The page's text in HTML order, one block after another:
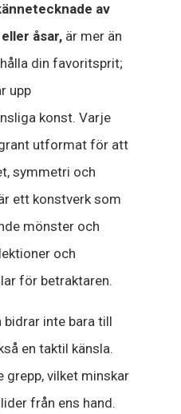
av
åsar, är mer än
din favoritsprit;
upp
konst. Varje
utformat för att
symmetri och
ett konstverk som
mönster och
och
för betraktaren.
bidrar inte bara till
en taktil känsla.
vilket minskar
från ens hand.